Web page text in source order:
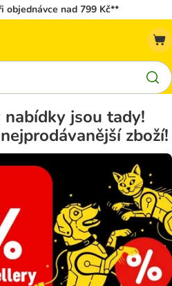
objednávce nad 799 Kč**
jsou tady!
zboží!